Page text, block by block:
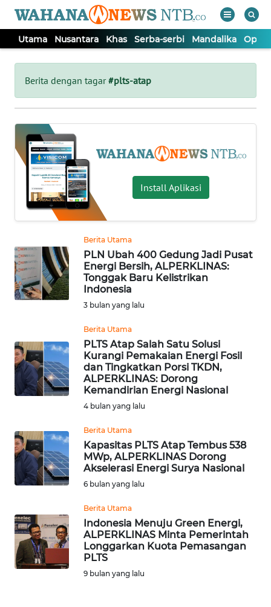
Utama Nusantara Khas Serba-serbi Mandalika Opini
Berita dengan tagar#plts-atap
Install Aplikasi
Berita Utama
PLN Ubah 400 Gedung Jadi Pusat
Energi Bersih, ALPERKLINAS:
Tonggak Baru Kelistrikan
Indonesia
3 bulan yang lalu
Berita Utama
PLTS Atap Salah Satu Solusi
Kurangi Pemakaian Energi Fosil
dan Tingkatkan Porsi TKDN,
ALPERKLINAS: Dorong
Kemandirian Energi Nasional
4 bulan yang lalu
Berita Utama
Kapasitas PLTS Atap Tembus 538
MWp, ALPERKLINAS Dorong
Akselerasi Energi Surya Nasional
6 bulan yang lalu
Berita Utama
Indonesia Menuju Green Energi,
ALPERKLINAS Minta Pemerintah
Longgarkan Kuota Pemasangan
PLTS
9 bulan yang lalu
Tutup
UTAMA
NUSANTARA
KHAS
SERBA-
SERBI
MANDALIKA
OPINI
INDEKS
BERITA
KONTAK
INFO
IKLAN
TENTANG
PEDOMAN
MEDIA
SIBER